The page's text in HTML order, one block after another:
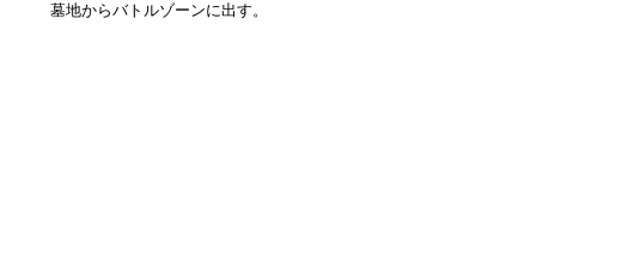
墓地からバトルゾーンに出す。